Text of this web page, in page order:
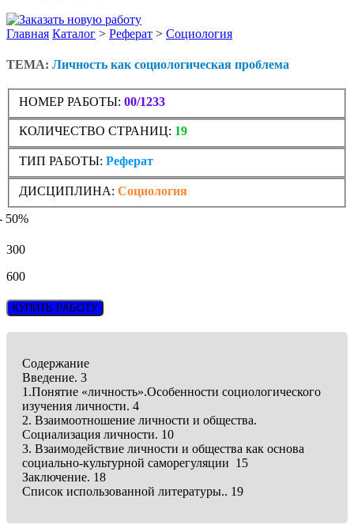
Главная Каталог > Реферат > Социология
ТЕМА: Личность как социологическая проблема
НОМЕР РАБОТЫ: 00/1233
КОЛИЧЕСТВО СТРАНИЦ: 19
ТИП РАБОТЫ: Реферат
ДИСЦИПЛИНА: Социология
50%
300
600
КУПИТЬ РАБОТУ
Содержание
Введение. 3
1.Понятие «личность».Особенности социологического
изучения личности. 4
2. Взаимоотношение личности и общества.
Социализация личности. 10
3. Взаимодействие личности и общества как основа
социально-культурной саморегуляции 15
Заключение. 18
Список использованной литературы.. 19